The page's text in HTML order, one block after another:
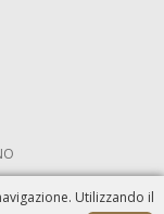
Utilizzando il